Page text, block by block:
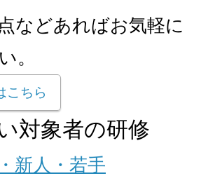
などあればお気軽に
。
こちら
対象者の研修
新人・若手